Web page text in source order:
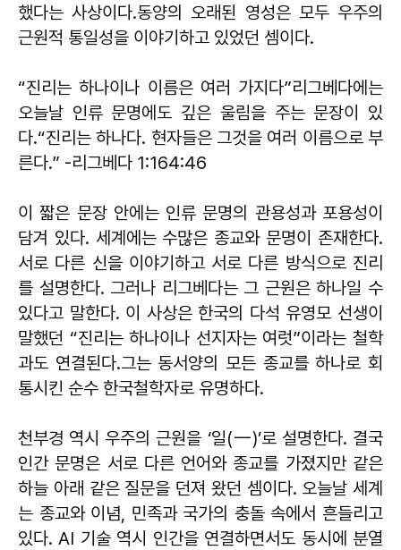
했다는 사상이다.동양의 오래된 영성은 모두 우주의
근원적 통일성을 이야기하고 있었던 셈이다.
“진리는 하나이나 이름은 여러 가지다”리그베다에는
오늘날 인류 문명에도 깊은 울림을 주는 문장이 있
다.“진리는 하나다. 현자들은 그것을 여러 이름으로 부
른다.” -리그베다 1:164:46
이 짧은 문장 안에는 인류 문명의 관용성과 포용성이
담겨 있다. 세계에는 수많은 종교와 문명이 존재한다.
서로 다른 신을 이야기하고 서로 다른 방식으로 진리
를 설명한다. 그러나 리그베다는 그 근원은 하나일 수
있다고 말한다. 이 사상은 한국의 다석 유영모 선생이
말했던 “진리는 하나이나 선지자는 여럿”이라는 철학
과도 연결된다.그는 동서양의 모든 종교를 하나로 회
통시킨 순수 한국철학자로 유명하다.
천부경 역시 우주의 근원을 ‘일(一)’로 설명한다. 결국
인간 문명은 서로 다른 언어와 종교를 가졌지만 같은
하늘 아래 같은 질문을 던져 왔던 셈이다. 오늘날 세계
는 종교와 이념, 민족과 국가의 충돌 속에서 흔들리고
있다. AI 기술 역시 인간을 연결하면서도 동시에 분열